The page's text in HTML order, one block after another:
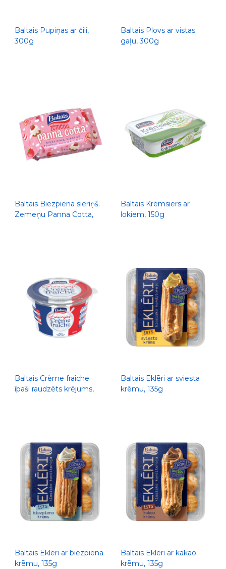
Baltais Pupiņas ar čili,
300g
Baltais Plovs ar vistas
gaļu, 300g
Baltais Biezpiena sieriņš.
Zemeņu Panna Cotta,
Baltais Krēmsiers ar
lokiem, 150g
Baltais Crème fraîche
īpaši raudzēts krējums,
Baltais Eklēri ar sviesta
krēmu, 135g
Baltais Eklēri ar biezpiena
krēmu, 135g
Baltais Eklēri ar kakao
krēmu, 135g